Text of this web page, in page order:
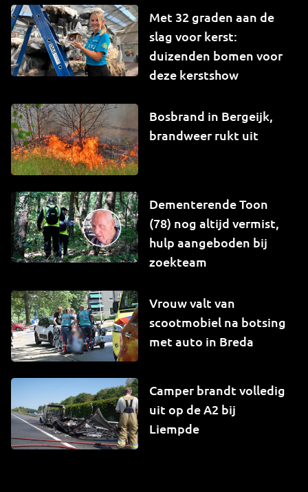
Met 32 graden aan de
slag voor kerst:
duizenden bomen voor
deze kerstshow
Bosbrand in Bergeijk,
brandweer rukt uit
Dementerende Toon
(78) nog altijd vermist,
hulp aangeboden bij
zoekteam
Vrouw valt van
scootmobiel na botsing
met auto in Breda
Camper brandt volledig
uit op de A2 bij
Liempde